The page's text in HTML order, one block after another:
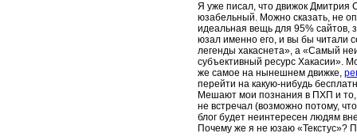
Я уже писал, что движок Дмитрия
юзабельный. Можно сказать, не
идеальная вещь для 95% сайтов,
юзал именно его, и вы бы читали
легенды хакаснета», а «Самый
субъективный ресурс Хакасии».
же самое на нынешнем движке,
перейти на какую-нибудь
Мешают мои познания в ПХП и то,
не встречал (возможно потому,
блог будет неинтересен людям
Почему же я не юзаю «Текстус»?